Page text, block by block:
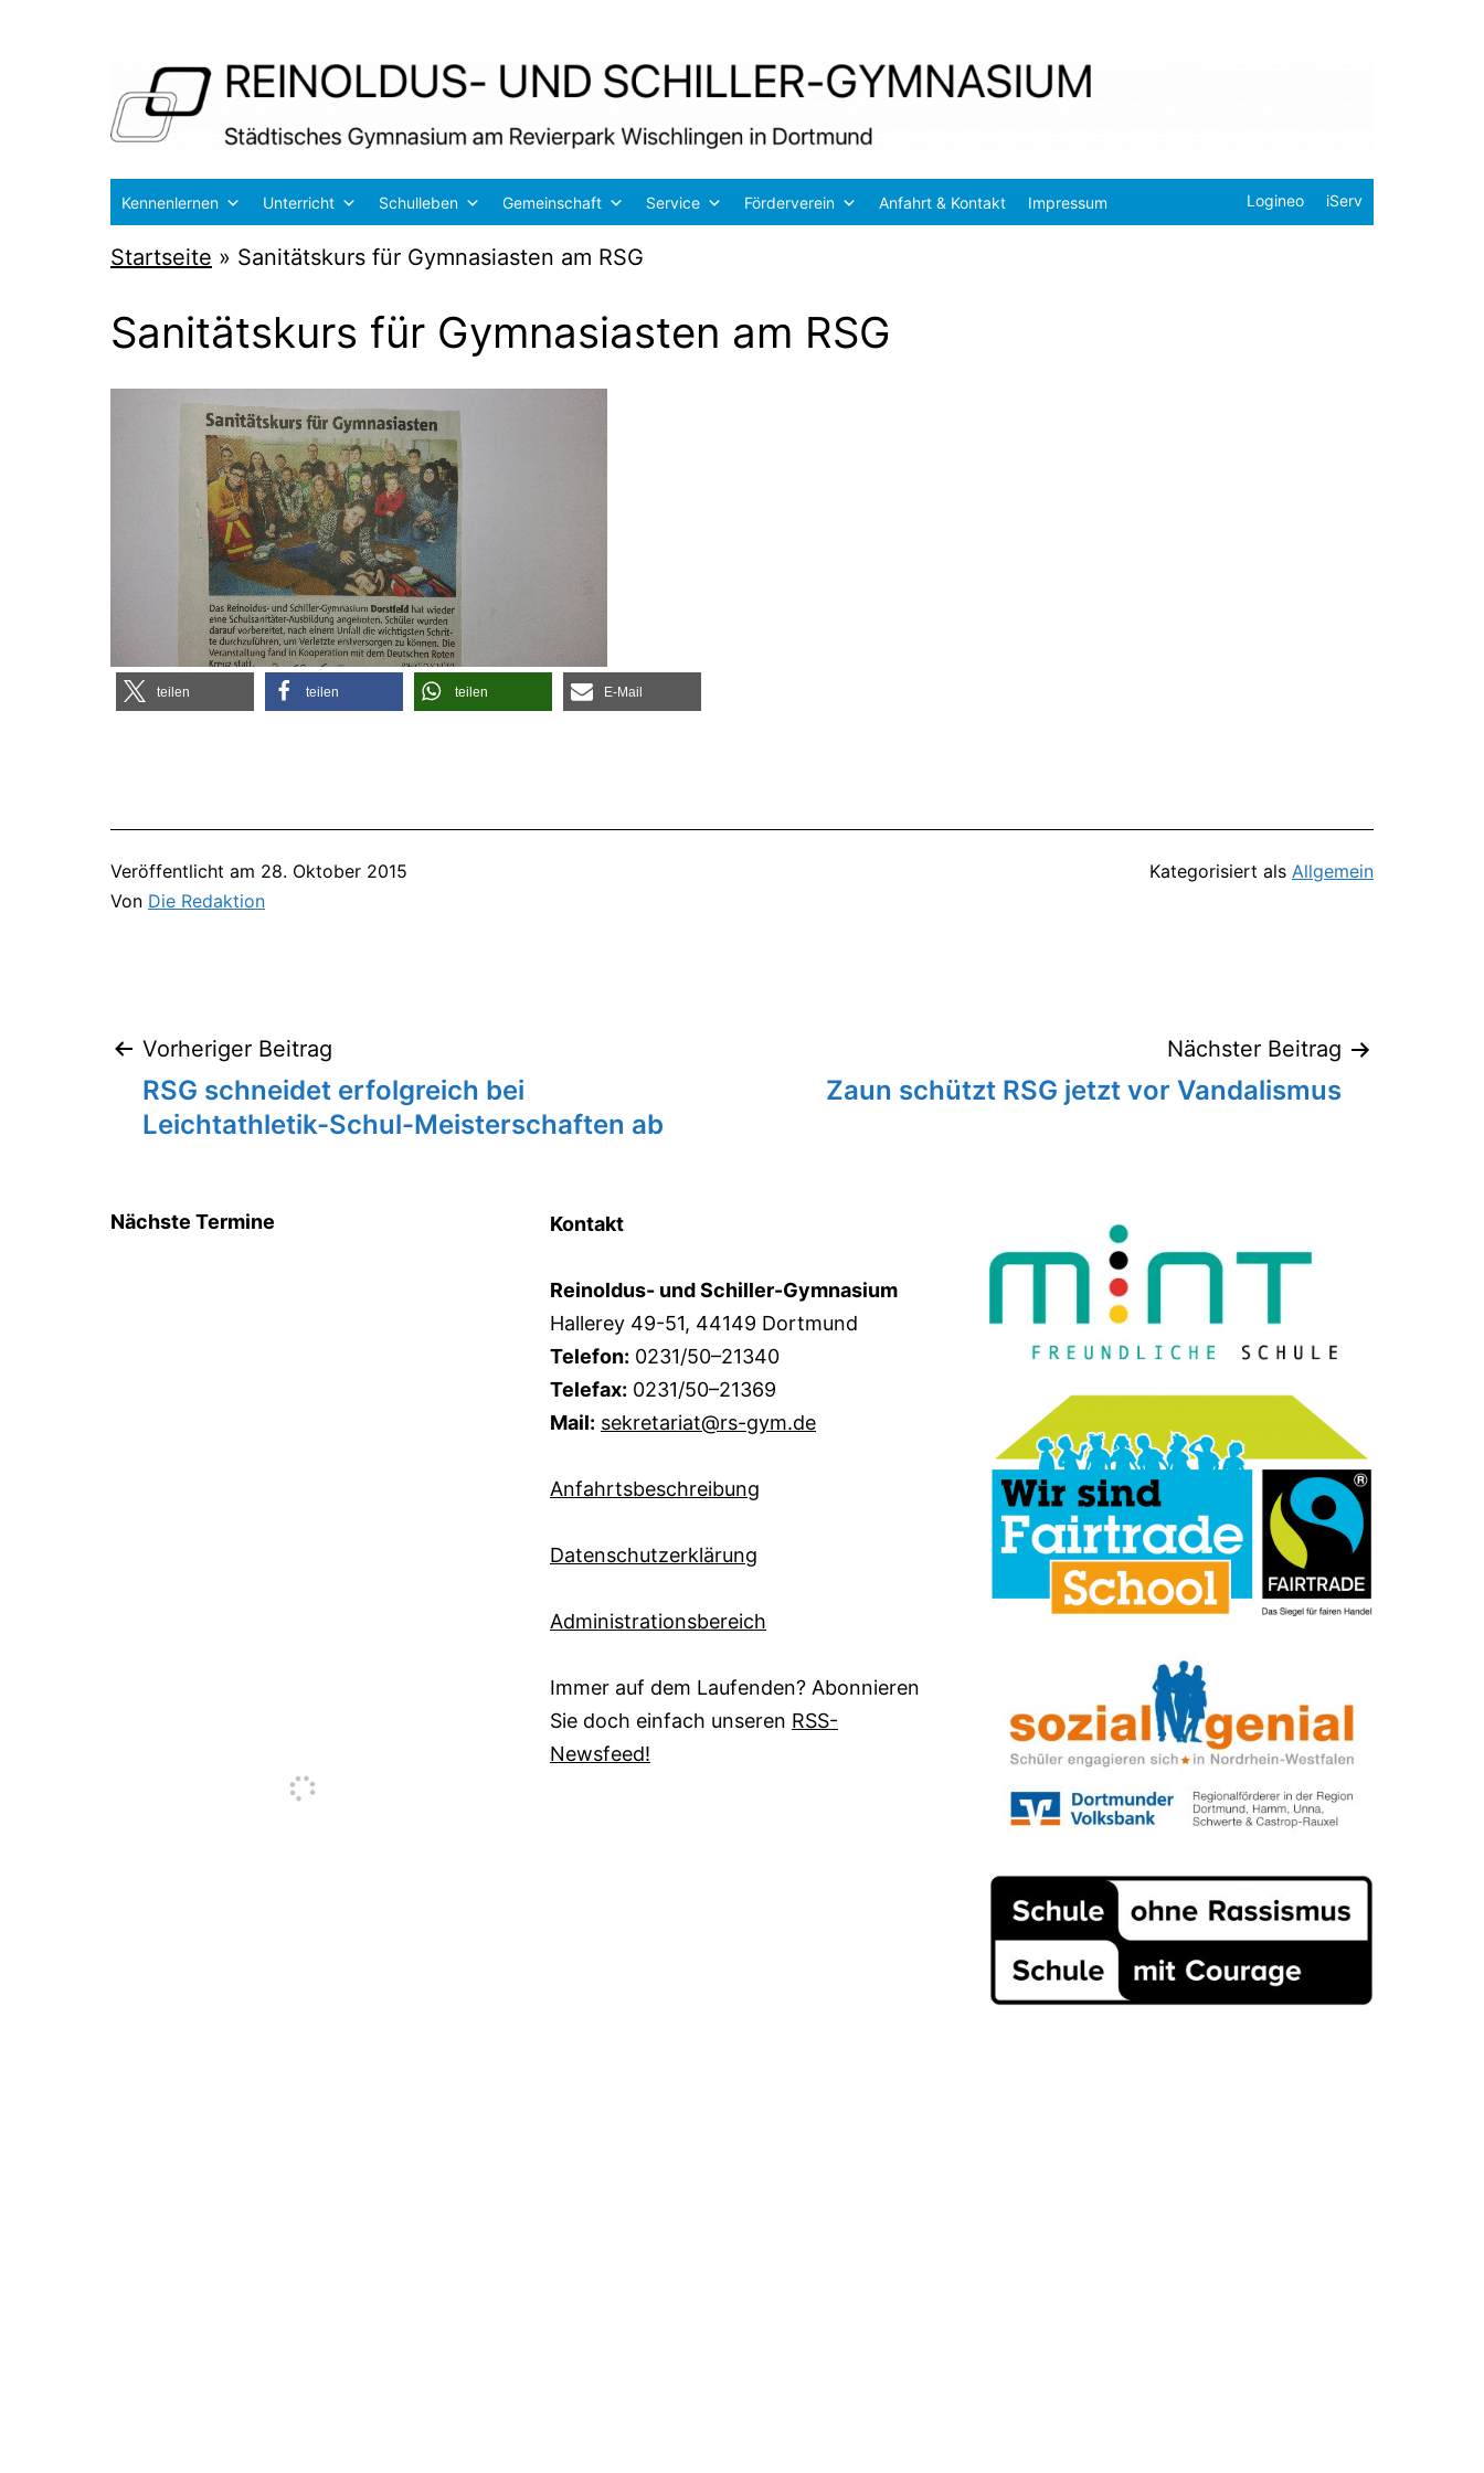
Reinoldus-
und
Schiller-
Dortmund
Kennenlernen Unterricht Schulleben Gemeinschaft Service Förderverein Anfahrt & Kontakt Impressum iServ
Logineo
Startseite » Sanitätskurs für Gymnasiasten am RSG
Sanitätskurs für Gymnasiasten am RSG
tei­len tei­len tei­len E‑Mail
Veröffentlicht am 28. Oktober 2015
Von Die Redaktion
Kategorisiert als Allgemein
Beitragsnavigation
Vorheriger Beitrag
RSG schneidet erfolgreich bei
Leichtathletik-Schul-Meisterschaften ab
Nächster Beitrag
Zaun schützt RSG jetzt vor Vandalismus
Nächste Termine Kontakt
Reinoldus- und Schiller-Gymnasium
Hallerey 49-51, 44149 Dortmund
Telefon: 0231/50–21340
Telefax: 0231/50–21369
Mail: sekretariat@rs-gym.de
Anfahrtsbeschreibung
Datenschutzerklärung
Administrationsbereich
Immer auf dem Laufenden? Abonnieren
Sie doch einfach unseren RSS-
Newsfeed!